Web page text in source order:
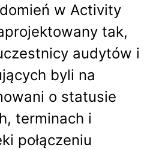
w Activity
tak,
audytów i
byli na
o statusie
terminach i
połączeniu